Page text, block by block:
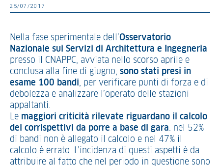
25/07/2017
Nella fase sperimentale dell’Osservatorio
Nazionale sui Servizi di Architettura e Ingegneria
presso il CNAPPC, avviata nello scorso aprile e
conclusa alla fine di giugno, sono stati presi in
esame 100 bandi, per verificare punti di forza e di
debolezza e analizzare l’operato delle stazioni
appaltanti.
Le maggiori criticità rilevate riguardano il calcolo
dei corrispettivi da porre a base di gara: nel 52%
di bandi non è allegato il calcolo e nel 47% il
calcolo è errato. L’incidenza di questi aspetti è da
attribuire al fatto che nel periodo in questione sono